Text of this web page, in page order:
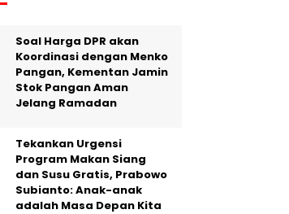
Soal Harga DPR akan
Koordinasi dengan Menko
Pangan, Kementan Jamin
Stok Pangan Aman
Jelang Ramadan
Tekankan Urgensi
Program Makan Siang
dan Susu Gratis, Prabowo
Subianto: Anak-anak
adalah Masa Depan Kita